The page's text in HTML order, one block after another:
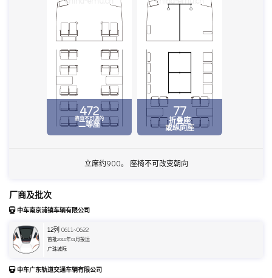
472
靠背不可调的
二等座
77
折叠座
或纵向座
立席约900。 座椅不可改变朝向
厂商及批次
中车南京浦镇车辆有限公司
12列 0611~0622
首批2018年01月投运
广珠城际
中车广东轨道交通车辆有限公司